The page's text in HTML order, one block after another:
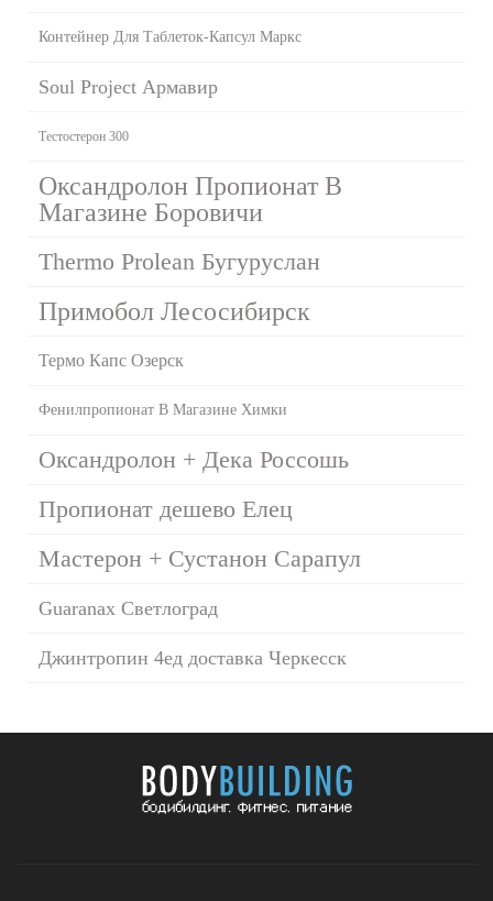
Контейнер Для Таблеток-Капсул Маркс
Soul Project Армавир
Тестостерон 300
Оксандролон Пропионат В
Магазине Боровичи
Thermo Prolean Бугуруслан
Примобол Лесосибирск
Термо Капс Озерск
Фенилпропионат В Магазине Химки
Оксандролон + Дека Россошь
Пропионат дешево Елец
Мастерон + Сустанон Сарапул
Guaranax Светлоград
Джинтропин 4ед доставка Черкесск